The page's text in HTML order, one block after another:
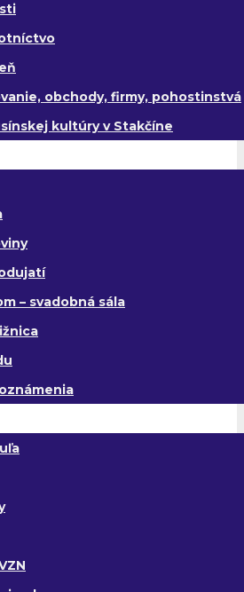
obchody, firmy, pohostinstvá
kultúry v Stakčíne
– svadobná sála